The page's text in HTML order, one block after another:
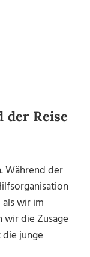
Reise
Während der
wir im
wir die Zusage
die junge